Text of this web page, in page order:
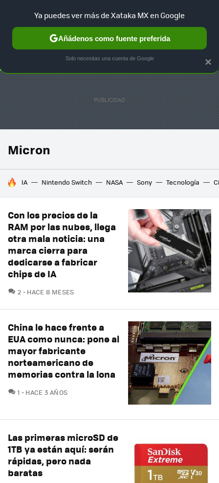
SELECCIÓN GAMING HOME AUTO TERRITORIO
Micron
HOY SE HABLA DE
IA Nintendo Switch NASA Sony Tecnología
Con los precios de la
RAM por las nubes, llega
otra mala noticia: una
marca cierra para
dedicarse a fabricar
chips de IA
2 COMENTARIOS
HACE 8 MESES
China le hace frente a
EUA como nunca: pone al
mayor fabricante
norteamericano de
memorias contra la lona
1 COMENTARIOS
HACE 3 AÑOS
Las primeras microSD de
1TB ya están aquí: serán
rápidas, pero nada
baratas
×
Ya puedes ver más de Xataka MX en Google
Añádenos como fuente preferida
Solo necesitas una cuenta de Google